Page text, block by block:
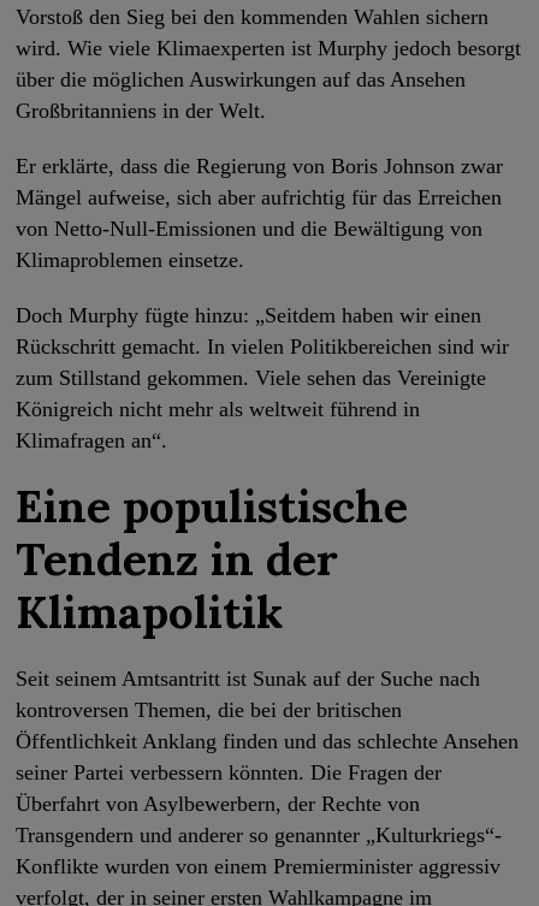
Vorstoß den Sieg bei den kommenden Wahlen sichern
wird. Wie viele Klimaexperten ist Murphy jedoch besorgt
über die möglichen Auswirkungen auf das Ansehen
Großbritanniens in der Welt.
Er erklärte, dass die Regierung von Boris Johnson zwar
Mängel aufweise, sich aber aufrichtig für das Erreichen
von Netto-Null-Emissionen und die Bewältigung von
Klimaproblemen einsetze.
Doch Murphy fügte hinzu: „Seitdem haben wir einen
Rückschritt gemacht. In vielen Politikbereichen sind wir
zum Stillstand gekommen. Viele sehen das Vereinigte
Königreich nicht mehr als weltweit führend in
Klimafragen an“.
Eine populistische
Tendenz in der
Klimapolitik
Seit seinem Amtsantritt ist Sunak auf der Suche nach
kontroversen Themen, die bei der britischen
Öffentlichkeit Anklang finden und das schlechte Ansehen
seiner Partei verbessern könnten. Die Fragen der
Überfahrt von Asylbewerbern, der Rechte von
Transgendern und anderer so genannter „Kulturkriegs“-
Konflikte wurden von einem Premierminister aggressiv
verfolgt, der in seiner ersten Wahlkampagne im